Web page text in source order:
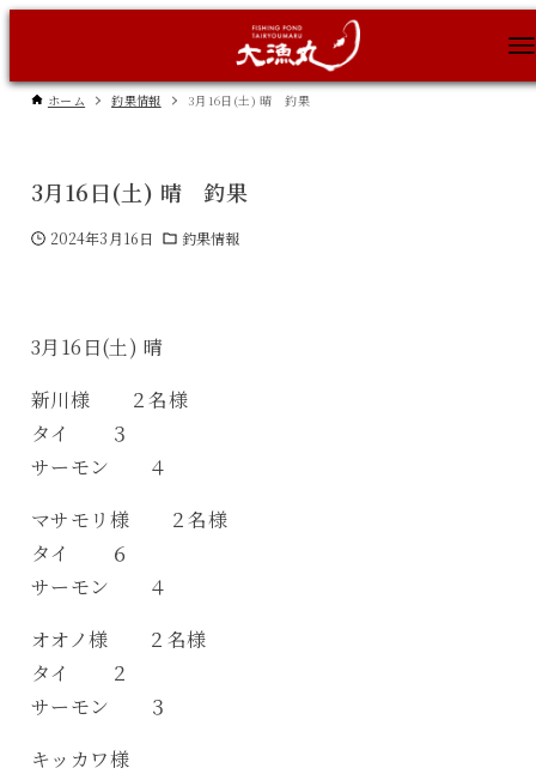
ホーム 釣果情報 3月16日(土) 晴 釣果
3月16日(土) 晴 釣果
2024年3月16日 釣果情報
3月16日(土) 晴
新川様 ２名様
タイ ３
サーモン ４
マサモリ様 ２名様
タイ ６
サーモン ４
オオノ様 ２名様
タイ ２
サーモン ３
キッカワ様